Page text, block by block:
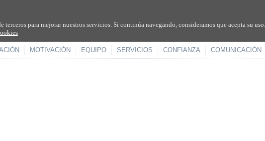
para mejorar nuestros servicios. Si continúa navegando, consideramos que acepta su
MOTIVACIÓN EQUIPO SERVICIOS CONFIANZA COMUNICACIÓN